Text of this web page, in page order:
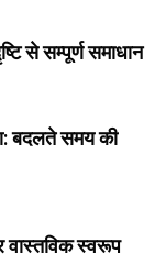
से सम्पूर्ण समाधान
बदलते समय की
वास्तविक स्वरूप